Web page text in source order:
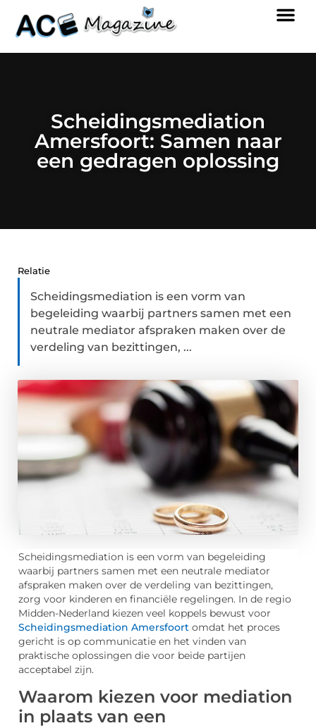
Scheidingsmediation
Amersfoort: Samen naar
een gedragen oplossing
Relatie
Scheidingsmediation is een vorm van
begeleiding waarbij partners samen met een
neutrale mediator afspraken maken over de
verdeling van bezittingen, ...
Scheidingsmediation is een vorm van begeleiding
waarbij partners samen met een neutrale mediator
afspraken maken over de verdeling van bezittingen,
zorg voor kinderen en financiële regelingen. In de regio
Midden-Nederland kiezen veel koppels bewust voor
Scheidingsmediation Amersfoort omdat het proces
gericht is op communicatie en het vinden van
praktische oplossingen die voor beide partijen
acceptabel zijn.
Waarom kiezen voor mediation
in plaats van een